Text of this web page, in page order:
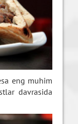
eng muhim
davrasida